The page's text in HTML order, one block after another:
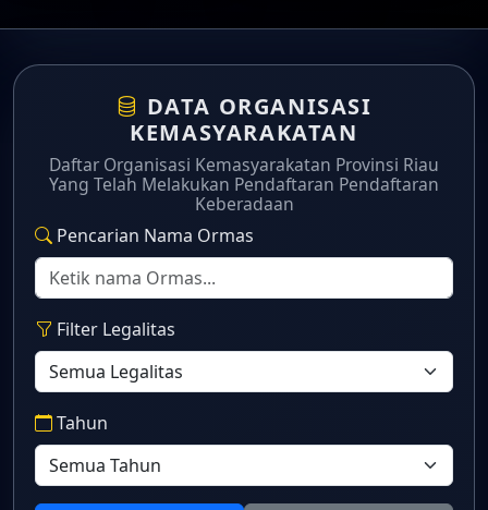
DATA ORGANISASI
KEMASYARAKATAN
Daftar Organisasi Kemasyarakatan Provinsi Riau
Yang Telah Melakukan Pendaftaran Pendaftaran
Keberadaan
Pencarian Nama Ormas
Filter Legalitas
Tahun